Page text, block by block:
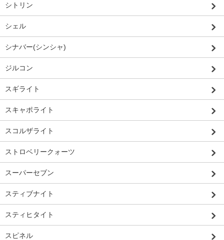
シトリン
シェル
シナバー(シンシャ)
ジルコン
スギライト
スキャポライト
スコルザライト
ストロベリークォーツ
スーパーセブン
スティブナイト
スティヒタイト
スピネル